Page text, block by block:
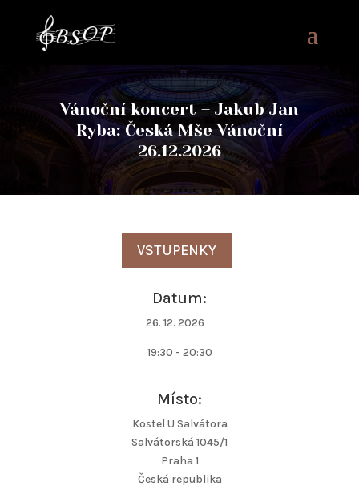
Vánoční koncert – Jakub Jan
Ryba: Česká Mše Vánoční
26.12.2026
VSTUPENKY
Datum:
26. 12. 2026
19:30 - 20:30
Místo:
Kostel U Salvátora
Salvátorská 1045/1
Praha 1
Česká republika